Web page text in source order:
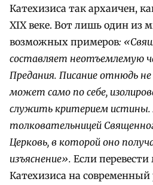
Катехизиса так архаичен,
XIX веке. Вот лишь один из
возможных примеров:
составляет неотъемлемую
Предания. Писание отнюдь
может само по себе,
служить критерием
толковательницей
Церковь, в которой оно
изъяснение». Если
Катехизиса на современный